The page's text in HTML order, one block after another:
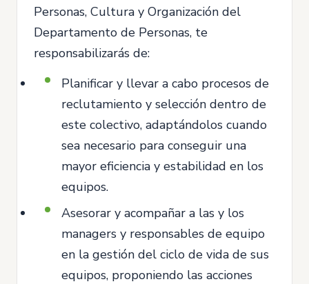
Personas, Cultura y Organización del
Departamento de Personas, te
responsabilizarás de:
Planificar y llevar a cabo procesos de
reclutamiento y selección dentro de
este colectivo, adaptándolos cuando
sea necesario para conseguir una
mayor eficiencia y estabilidad en los
equipos.
Asesorar y acompañar a las y los
managers y responsables de equipo
en la gestión del ciclo de vida de sus
equipos, proponiendo las acciones